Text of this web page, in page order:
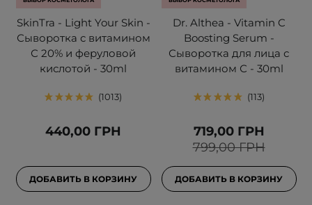
SkinTra - Light Your Skin -
Сыворотка с витамином
С 20% и феруловой
кислотой - 30ml
1013
440,00 ГРН
ДОБАВИТЬ В КОРЗИНУ
Dr. Althea - Vitamin C
Boosting Serum -
Сыворотка для лица с
витамином С - 30ml
113
799,00 ГРН
719,00 ГРН
ДОБАВИТЬ В КОРЗИНУ